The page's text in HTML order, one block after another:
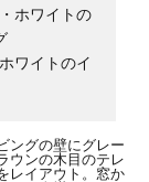
ホワイトの
ワイトのイ
ングの壁にグレー
ウンの木目のテレ
レイアウト。窓か